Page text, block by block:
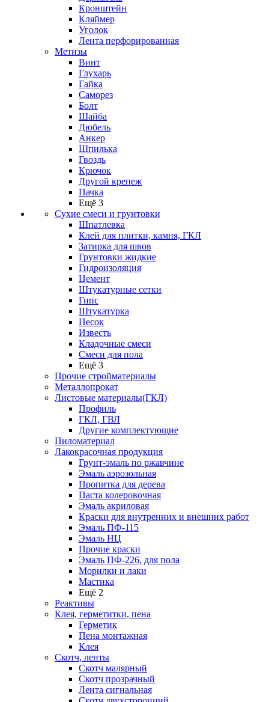
Кронштейн
Кляймер
Уголок
Лента перфорированная
Метизы
Винт
Глухарь
Гайка
Саморез
Болт
Шайба
Дюбель
Анкер
Шпилька
Гвоздь
Крючок
Другой крепеж
Пачка
Ещё 3
Сухие смеси и грунтовки
Шпатлевка
Клей для плитки, камня, ГКЛ
Затирка для швов
Грунтовки жидкие
Гидроизоляция
Цемент
Штукатурные сетки
Гипс
Штукатурка
Песок
Известь
Кладочные смеси
Смеси для пола
Ещё 3
Прочие стройматериалы
Металлопрокат
Листовые материалы(ГКЛ)
Профиль
ГКЛ, ГВЛ
Другие комплектующие
Пиломатериал
Лакокрасочная продукция
Грунт-эмаль по ржавчине
Эмаль аэрозольная
Пропитка для дерева
Паста колеровочная
Эмаль акриловая
Краски для внутренних и внешних работ
Эмаль ПФ-115
Эмаль НЦ
Прочие краски
Эмаль ПФ-226, для пола
Морилки и лаки
Мастика
Ещё 2
Реактивы
Клея, герметитки, пена
Герметик
Пена монтажная
Клея
Скотч, ленты
Скотч малярный
Скотч прозрачный
Лента сигнальная